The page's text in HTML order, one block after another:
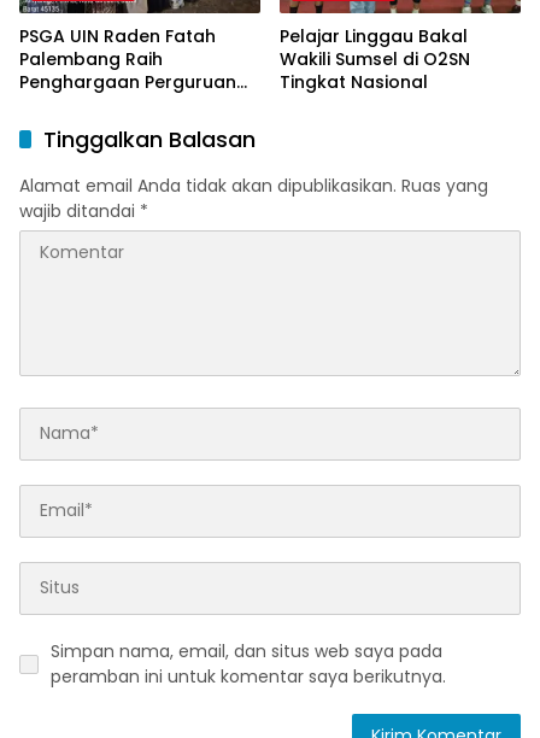
PSGA UIN Raden Fatah
Palembang Raih
Penghargaan Perguruan
Peringkat Pratama
Pelajar Linggau Bakal
Wakili Sumsel di O2SN
Tingkat Nasional
Tinggalkan Balasan
Alamat email Anda tidak akan dipublikasikan. Ruas yang
wajib ditandai *
Simpan nama, email, dan situs web saya pada
peramban ini untuk komentar saya berikutnya.